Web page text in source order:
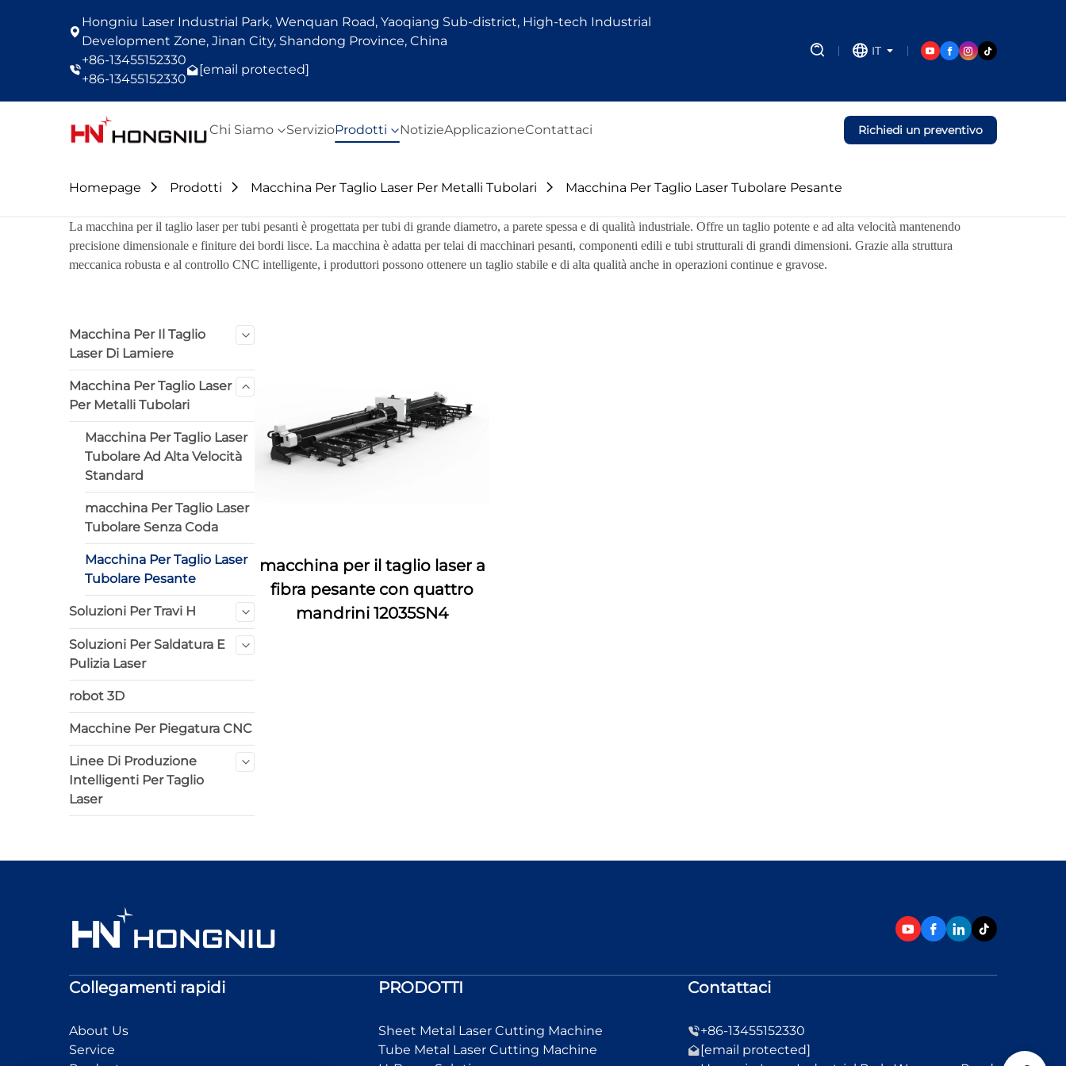
Hongniu Laser Industrial Park, Wenquan Road, Yaoqiang Sub-district, High-tech Industrial
Development Zone, Jinan City, Shandong Province, China
+86-13455152330
+86-13455152330
[email protected]
IT
Chi Siamo ServizioProdotti NotizieApplicazioneContattaci Richiedi un preventivo
Homepage Prodotti Macchina Per Taglio Laser Per Metalli Tubolari Macchina Per Taglio Laser Tubolare Pesante
La macchina per il taglio laser per tubi pesanti è progettata per tubi di grande diametro, a parete spessa e di qualità industriale. Offre un taglio potente e ad alta velocità mantenendo
precisione dimensionale e finiture dei bordi lisce. La macchina è adatta per telai di macchinari pesanti, componenti edili e tubi strutturali di grandi dimensioni. Grazie alla struttura
meccanica robusta e al controllo CNC intelligente, i produttori possono ottenere un taglio stabile e di alta qualità anche in operazioni continue e gravose.
Macchina Per Il Taglio
Laser Di Lamiere
Macchina Per Taglio Laser
Per Metalli Tubolari
Macchina Per Taglio Laser
Tubolare Ad Alta Velocità
Standard
macchina Per Taglio Laser
Tubolare Senza Coda
Macchina Per Taglio Laser
Tubolare Pesante
Soluzioni Per Travi H
Soluzioni Per Saldatura E
Pulizia Laser
robot 3D
Macchine Per Piegatura CNC
Linee Di Produzione
Intelligenti Per Taglio
Laser
macchina per il taglio laser a
fibra pesante con quattro
mandrini 12035SN4
Collegamenti rapidi
About Us
Service
PRODOTTI
Sheet Metal Laser Cutting Machine
Tube Metal Laser Cutting Machine
Contattaci
+86-13455152330
[email protected]